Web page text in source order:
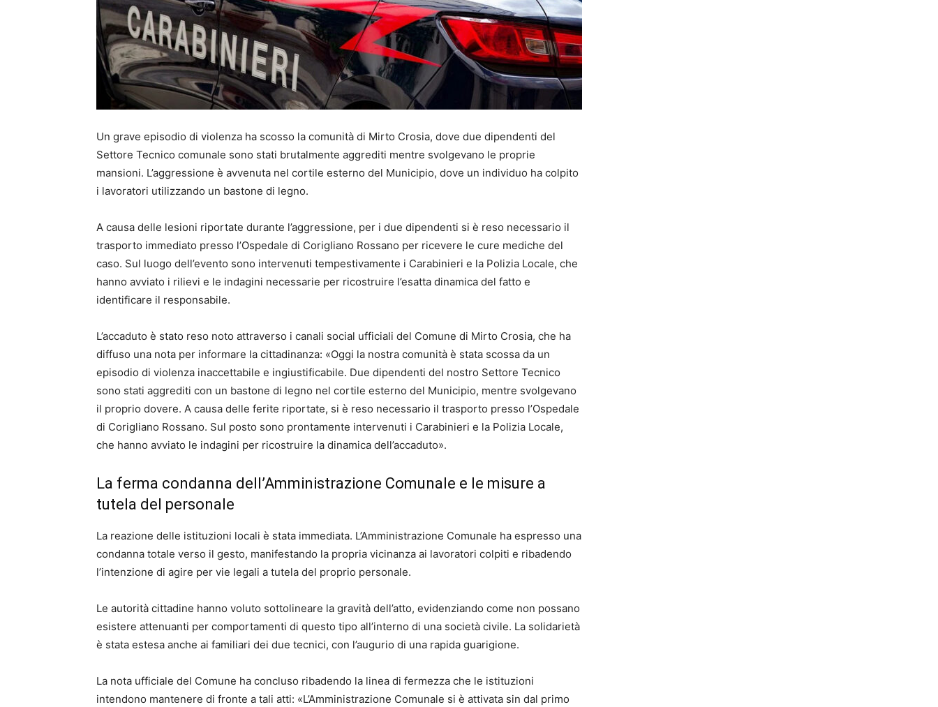
Un grave episodio di violenza ha scosso la comunità di Mirto Crosia, dove due dipendenti del
Settore Tecnico comunale sono stati brutalmente aggrediti mentre svolgevano le proprie
mansioni. L’aggressione è avvenuta nel cortile esterno del Municipio, dove un individuo ha colpito
i lavoratori utilizzando un bastone di legno.
A causa delle lesioni riportate durante l’aggressione, per i due dipendenti si è reso necessario il
trasporto immediato presso l’Ospedale di Corigliano Rossano per ricevere le cure mediche del
caso. Sul luogo dell’evento sono intervenuti tempestivamente i Carabinieri e la Polizia Locale, che
hanno avviato i rilievi e le indagini necessarie per ricostruire l’esatta dinamica del fatto e
identificare il responsabile.
L’accaduto è stato reso noto attraverso i canali social ufficiali del Comune di Mirto Crosia, che ha
diffuso una nota per informare la cittadinanza: «Oggi la nostra comunità è stata scossa da un
episodio di violenza inaccettabile e ingiustificabile. Due dipendenti del nostro Settore Tecnico
sono stati aggrediti con un bastone di legno nel cortile esterno del Municipio, mentre svolgevano
il proprio dovere. A causa delle ferite riportate, si è reso necessario il trasporto presso l’Ospedale
di Corigliano Rossano. Sul posto sono prontamente intervenuti i Carabinieri e la Polizia Locale,
che hanno avviato le indagini per ricostruire la dinamica dell’accaduto».
La ferma condanna dell’Amministrazione Comunale e le misure a
tutela del personale
La reazione delle istituzioni locali è stata immediata. L’Amministrazione Comunale ha espresso una
condanna totale verso il gesto, manifestando la propria vicinanza ai lavoratori colpiti e ribadendo
l’intenzione di agire per vie legali a tutela del proprio personale.
Le autorità cittadine hanno voluto sottolineare la gravità dell’atto, evidenziando come non possano
esistere attenuanti per comportamenti di questo tipo all’interno di una società civile. La solidarietà
è stata estesa anche ai familiari dei due tecnici, con l’augurio di una rapida guarigione.
La nota ufficiale del Comune ha concluso ribadendo la linea di fermezza che le istituzioni
intendono mantenere di fronte a tali atti: «L’Amministrazione Comunale si è attivata sin dal primo